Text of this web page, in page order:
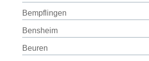
Bempflingen
Bensheim
Beuren